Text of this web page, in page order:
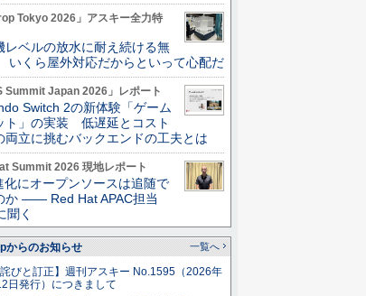
Tokyo 2026」アスキー全力特
レベルの放水に耐え続ける無
くら屋外対応だからといって心配だ
Summit Japan 2026」レポート
Switch 2の新体験「ゲーム
ト」の実装 低遅延とコスト
両立に挑むバックエンドの工夫とは
Summit 2026 現地レポート
化にオープンソースは追随で
か ―― Red Hat APAC担当
聞く
からのお知らせ 一覧へ
詫びと訂正】週刊アスキー No.1595（2026年
日発行）につきまして